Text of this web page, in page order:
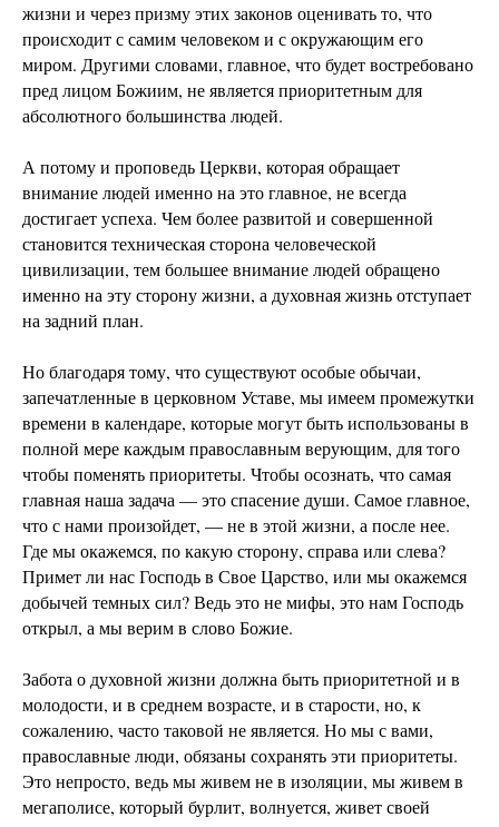
жизни и через призму этих законов оценивать то, что
происходит с самим человеком и с окружающим его
миром. Другими словами, главное, что будет востребовано
пред лицом Божиим, не является приоритетным для
абсолютного большинства людей.
А потому и проповедь Церкви, которая обращает
внимание людей именно на это главное, не всегда
достигает успеха. Чем более развитой и совершенной
становится техническая сторона человеческой
цивилизации, тем большее внимание людей обращено
именно на эту сторону жизни, а духовная жизнь отступает
на задний план.
Но благодаря тому, что существуют особые обычаи,
запечатленные в церковном Уставе, мы имеем промежутки
времени в календаре, которые могут быть использованы в
полной мере каждым православным верующим, для того
чтобы поменять приоритеты. Чтобы осознать, что самая
главная наша задача — это спасение души. Самое главное,
что с нами произойдет, — не в этой жизни, а после нее.
Где мы окажемся, по какую сторону, справа или слева?
Примет ли нас Господь в Свое Царство, или мы окажемся
добычей темных сил? Ведь это не мифы, это нам Господь
открыл, а мы верим в слово Божие.
Забота о духовной жизни должна быть приоритетной и в
молодости, и в среднем возрасте, и в старости, но, к
сожалению, часто таковой не является. Но мы с вами,
православные люди, обязаны сохранять эти приоритеты.
Это непросто, ведь мы живем не в изоляции, мы живем в
мегаполисе, который бурлит, волнуется, живет своей